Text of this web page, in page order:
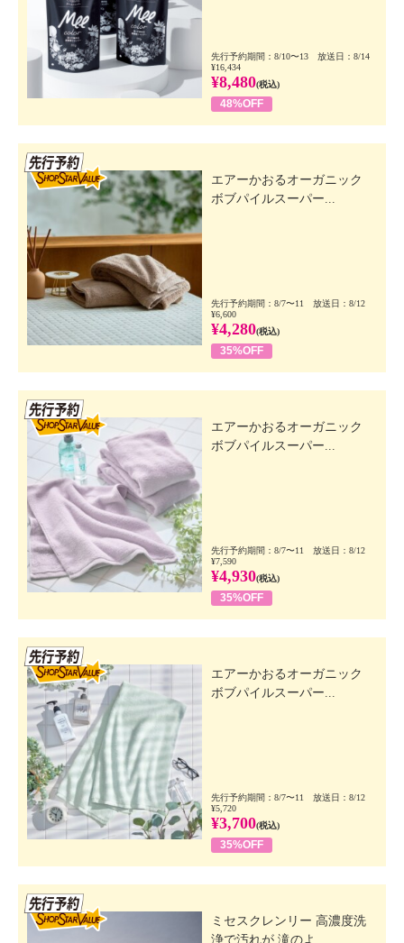
先行予約期間：8/10〜13 放送日：8/14
¥16,434
¥8,480(税込)
48%OFF
エアーかおるオーガニック
ボブパイルスーパー...
先行予約期間：8/7〜11 放送日：8/12
¥6,600
¥4,280(税込)
35%OFF
エアーかおるオーガニック
ボブパイルスーパー...
先行予約期間：8/7〜11 放送日：8/12
¥7,590
¥4,930(税込)
35%OFF
エアーかおるオーガニック
ボブパイルスーパー...
先行予約期間：8/7〜11 放送日：8/12
¥5,720
¥3,700(税込)
35%OFF
ミセスクレンリー 高濃度洗
浄で汚れが 滝のよ...